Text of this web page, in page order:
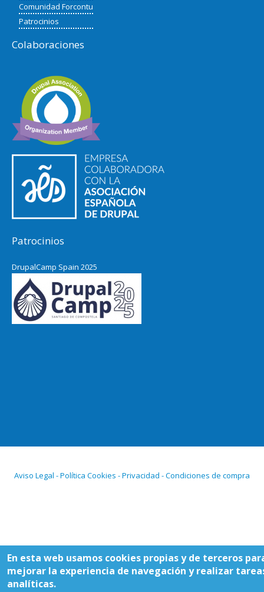
Comunidad Forcontu
Patrocinios
Colaboraciones
Patrocinios
DrupalCamp Spain 2025
Aviso Legal - Política Cookies - Privacidad - Condiciones de compra
En esta web usamos cookies propias y de terceros
mejorar la experiencia de navegación y realizar
analíticas.